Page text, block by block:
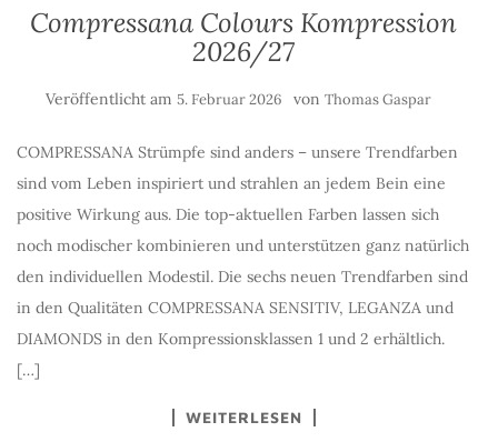
Compressana Colours Kompression
2026/27
Veröffentlicht am 5. Februar 2026 von Thomas Gaspar
COMPRESSANA Strümpfe sind anders – unsere Trendfarben
sind vom Leben inspiriert und strahlen an jedem Bein eine
positive Wirkung aus. Die top-aktuellen Farben lassen sich
noch modischer kombinieren und unterstützen ganz natürlich
den individuellen Modestil. Die sechs neuen Trendfarben sind
in den Qualitäten COMPRESSANA SENSITIV, LEGANZA und
DIAMONDS in den Kompressionsklassen 1 und 2 erhältlich.
[…]
WEITERLESEN